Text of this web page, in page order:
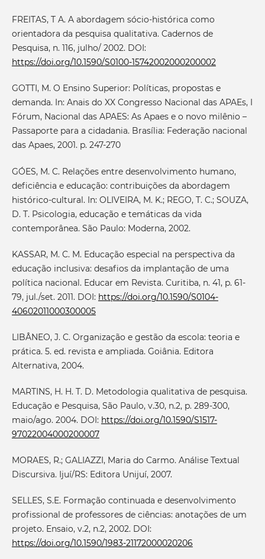
FREITAS, T A. A abordagem sócio-histórica como
orientadora da pesquisa qualitativa. Cadernos de
Pesquisa, n. 116, julho/ 2002. DOI:
https://doi.org/10.1590/S0100-15742002000200002
GOTTI, M. O Ensino Superior: Políticas, propostas e
demanda. In: Anais do XX Congresso Nacional das APAEs, I
Fórum, Nacional das APAES: As Apaes e o novo milênio –
Passaporte para a cidadania. Brasília: Federação nacional
das Apaes, 2001. p. 247-270
GÓES, M. C. Relações entre desenvolvimento humano,
deficiência e educação: contribuições da abordagem
histórico-cultural. In: OLIVEIRA, M. K.; REGO, T. C.; SOUZA,
D. T. Psicologia, educação e temáticas da vida
contemporânea. São Paulo: Moderna, 2002.
KASSAR, M. C. M. Educação especial na perspectiva da
educação inclusiva: desafios da implantação de uma
política nacional. Educar em Revista. Curitiba, n. 41, p. 61-
79, jul./set. 2011. DOI: https://doi.org/10.1590/S0104-
40602011000300005
LIBÂNEO, J. C. Organização e gestão da escola: teoria e
prática. 5. ed. revista e ampliada. Goiânia. Editora
Alternativa, 2004.
MARTINS, H. H. T. D. Metodologia qualitativa de pesquisa.
Educação e Pesquisa, São Paulo, v.30, n.2, p. 289-300,
maio/ago. 2004. DOI: https://doi.org/10.1590/S1517-
97022004000200007
MORAES, R.; GALIAZZI, Maria do Carmo. Análise Textual
Discursiva. Ijuí/RS: Editora Unijuí, 2007.
SELLES, S.E. Formação continuada e desenvolvimento
profissional de professores de ciências: anotações de um
projeto. Ensaio, v.2, n.2, 2002. DOI:
https://doi.org/10.1590/1983-21172000020206